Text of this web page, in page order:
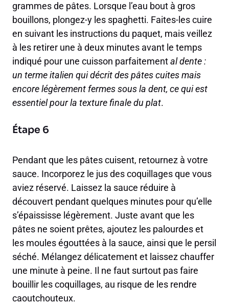
grammes de pâtes. Lorsque l’eau bout à gros
bouillons, plongez-y les spaghetti. Faites-les cuire
en suivant les instructions du paquet, mais veillez
à les retirer une à deux minutes avant le temps
indiqué pour une cuisson parfaitemental dente :
un terme italien qui décrit des pâtes cuites mais
encore légèrement fermes sous la dent, ce qui est
essentiel pour la texture finale du plat.
Étape 6
Pendant que les pâtes cuisent, retournez à votre
sauce. Incorporez le jus des coquillages que vous
aviez réservé. Laissez la sauce réduire à
découvert pendant quelques minutes pour qu’elle
s’épaississe légèrement. Juste avant que les
pâtes ne soient prêtes, ajoutez les palourdes et
les moules égouttées à la sauce, ainsi que le persil
séché. Mélangez délicatement et laissez chauffer
une minute à peine. Il ne faut surtout pas faire
bouillir les coquillages, au risque de les rendre
caoutchouteux.